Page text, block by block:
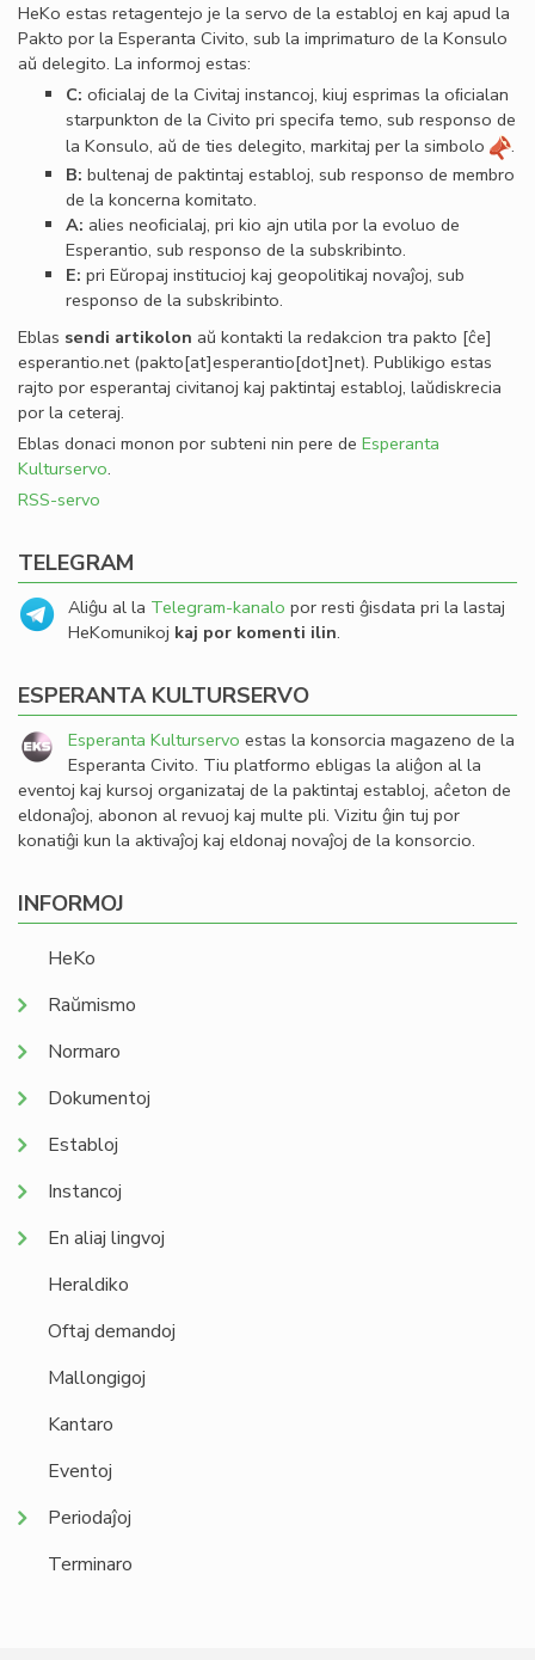
HeKo estas retagentejo je la servo de la establoj en kaj apud la
Pakto por la Esperanta Civito, sub la imprimaturo de la Konsulo
aŭ delegito. La informoj estas:
C: oﬁcialaj de la Civitaj instancoj, kiuj esprimas la oﬁcialan
starpunkton de la Civito pri specifa temo, sub responso de
la Konsulo, aŭ de ties delegito, markitaj per la simbolo
.
B: bultenaj de paktintaj establoj, sub responso de membro
de la koncerna komitato.
A: alies neoﬁcialaj, pri kio ajn utila por la evoluo de
Esperantio, sub responso de la subskribinto.
E: pri Eŭropaj institucioj kaj geopolitikaj novaĵoj, sub
responso de la subskribinto.
Eblas sendi artikolon aŭ kontakti la redakcion tra pakto [ĉe]
esperantio.net(pakto[at]esperantio[dot]net). Publikigo estas
rajto por esperantaj civitanoj kaj paktintaj establoj, laŭdiskrecia
por la ceteraj.
Eblas donaci monon por subteni nin pere de Esperanta
Kulturservo.
RSS-servo
TELEGRAM
Aliĝu al la Telegram-kanalo por resti ĝisdata pri la lastaj
HeKomunikoj kaj por komenti ilin.
ESPERANTA KULTURSERVO
Esperanta Kulturservo estas la konsorcia magazeno de la
Esperanta Civito. Tiu platformo ebligas la aliĝon al la
eventoj kaj kursoj organizataj de la paktintaj establoj, aĉeton de
eldonaĵoj, abonon al revuoj kaj multe pli. Vizitu ĝin tuj por
konatiĝi kun la aktivaĵoj kaj eldonaj novaĵoj de la konsorcio.
INFORMOJ
HeKo
Raŭmismo
Normaro
Dokumentoj
Establoj
Instancoj
En aliaj lingvoj
Heraldiko
Oftaj demandoj
Mallongigoj
Kantaro
Eventoj
Periodaĵoj
Terminaro